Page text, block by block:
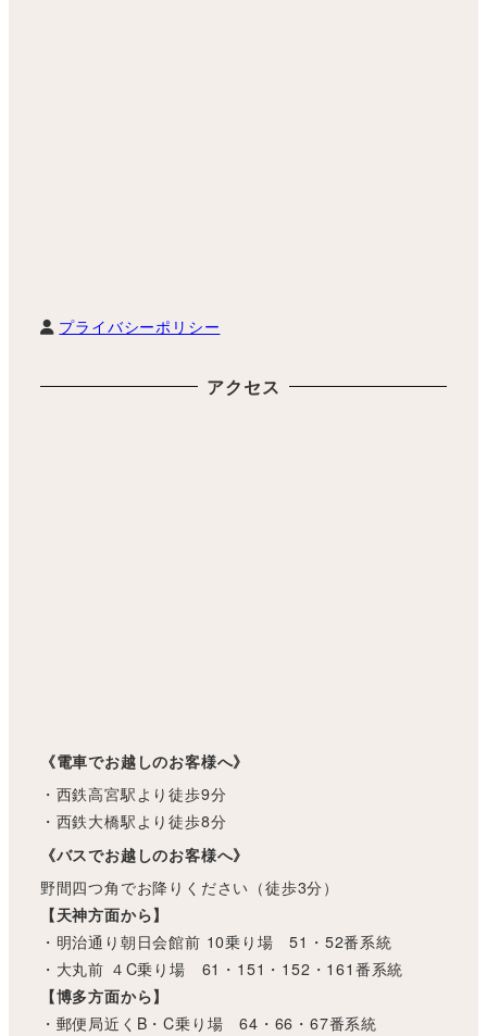
プライバシーポリシー
アクセス
《電車でお越しのお客様へ》
・西鉄高宮駅より徒歩9分
・西鉄大橋駅より徒歩8分
《バスでお越しのお客様へ》
野間四つ角でお降りください（徒歩3分）
【天神方面から】
・明治通り朝日会館前 10乗り場 51・52番系統
・大丸前 ４C乗り場 61・151・152・161番系統
【博多方面から】
・郵便局近くB・C乗り場 64・66・67番系統